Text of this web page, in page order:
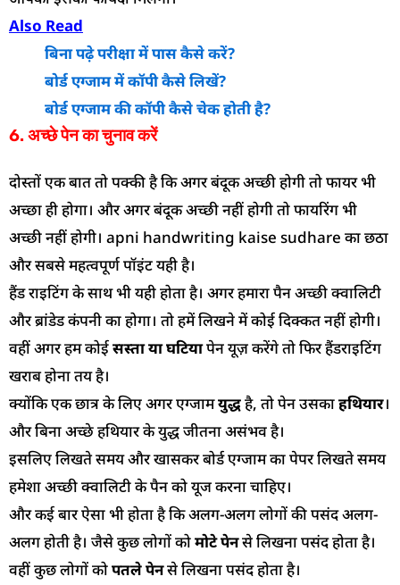
Also Read
बिना पढ़े परीक्षा में पास कैसे करें?
बोर्ड एग्जाम में कॉपी कैसे लिखें?
बोर्ड एग्जाम की कॉपी कैसे चेक होती है?
6. अच्छे पेन का चुनाव करें
दोस्तों एक बात तो पक्की है कि अगर बंदूक अच्छी होगी तो फायर भी
अच्छा ही होगा। और अगर बंदूक अच्छी नहीं होगी तो फायरिंग भी
अच्छी नहीं होगी। apni handwriting kaise sudhare का छठा
और सबसे महत्वपूर्ण पॉइंट यही है।
हैंड राइटिंग के साथ भी यही होता है। अगर हमारा पैन अच्छी क्वालिटी
और ब्रांडेड कंपनी का होगा। तो हमें लिखने में कोई दिक्कत नहीं होगी।
वहीं अगर हम कोईसस्ता या घटियापेन यूज़ करेंगे तो फिर हैंडराइटिंग
खराब होना तय है।
क्योंकि एक छात्र के लिए अगर एग्जामयुद्धहै, तो पेन उसकाहथियार।
और बिना अच्छे हथियार के युद्ध जीतना असंभव है।
इसलिए लिखते समय और खासकर बोर्ड एग्जाम का पेपर लिखते समय
हमेशा अच्छी क्वालिटी के पैन को यूज करना चाहिए।
और कई बार ऐसा भी होता है कि अलग-अलग लोगों की पसंद अलग-
अलग होती है। जैसे कुछ लोगों कोमोटे पेनसे लिखना पसंद होता है।
वहीं कुछ लोगों कोपतले पेनसे लिखना पसंद होता है।